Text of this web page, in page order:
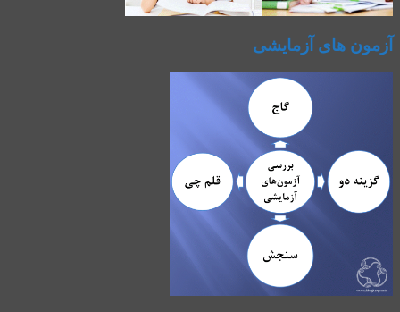
آزمون های آزمایشی